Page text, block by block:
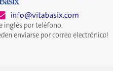
info@vitabasix.com
inglés por teléfono.
enviarse por correo electrónico!